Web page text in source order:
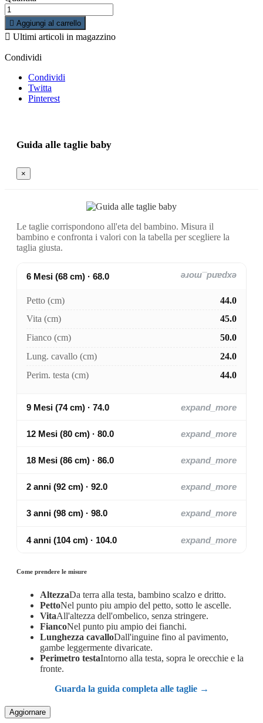
 Aggiungi al carrello
 Ultimi articoli in magazzino
Condividi
Condividi
Twitta
Pinterest
Guida alle taglie baby
×
Le taglie corrispondono all'eta del bambino. Misura il
bambino e confronta i valori con la tabella per scegliere la
taglia giusta.
6 Mesi (68 cm) · 68.0 expand_more
Petto (cm)
44.0
Vita (cm)
45.0
Fianco (cm)
50.0
Lung. cavallo (cm)
24.0
Perim. testa (cm)
44.0
9 Mesi (74 cm) · 74.0 expand_more
12 Mesi (80 cm) · 80.0 expand_more
18 Mesi (86 cm) · 86.0 expand_more
2 anni (92 cm) · 92.0 expand_more
3 anni (98 cm) · 98.0 expand_more
4 anni (104 cm) · 104.0 expand_more
Come prendere le misure
AltezzaDa terra alla testa, bambino scalzo e dritto.
PettoNel punto piu ampio del petto, sotto le ascelle.
VitaAll'altezza dell'ombelico, senza stringere.
FiancoNel punto piu ampio dei fianchi.
Lunghezza cavalloDall'inguine fino al pavimento,
gambe leggermente divaricate.
Perimetro testaIntorno alla testa, sopra le orecchie e la
fronte.
Guarda la guida completa alle taglie →